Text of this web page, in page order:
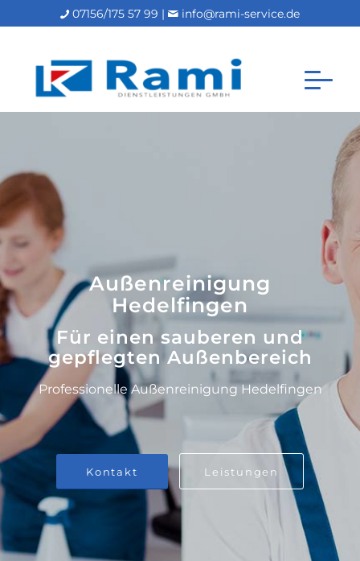
07156/175 57 99 | info@rami-service.de
Außenreinigung
Hedelfingen
Für einen sauberen und
gepflegten Außenbereich
Professionelle Außenreinigung Hedelfingen
Kontakt Leistungen